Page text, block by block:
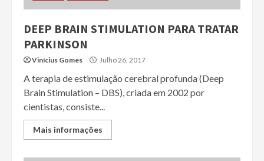
DEEP BRAIN STIMULATION PARA TRATAR
PARKINSON
Vinícius Gomes Julho 26, 2017
A terapia de estimulação cerebral profunda (Deep
Brain Stimulation – DBS), criada em 2002 por
cientistas, consiste...
Mais informações